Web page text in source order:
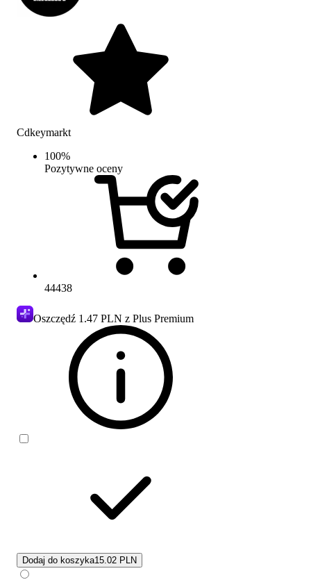
Cdkeymarkt
100%
Pozytywne oceny
44438
Oszczędź 1.47 PLN z Plus Premium
Dodaj do koszyka15.02 PLN